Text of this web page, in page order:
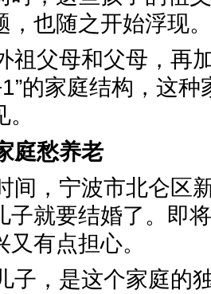
，也随之开始
祖父母和父母，再
的家庭结构，这
见。
家庭愁养老
间，宁波市北仑区
子就要结婚了。即
又有点担心。
子，是这个家庭的